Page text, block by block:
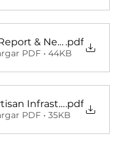
& New SDF Fees
.pdf
PDF • 44KB
Infrastructure Law
.pdf
PDF • 35KB